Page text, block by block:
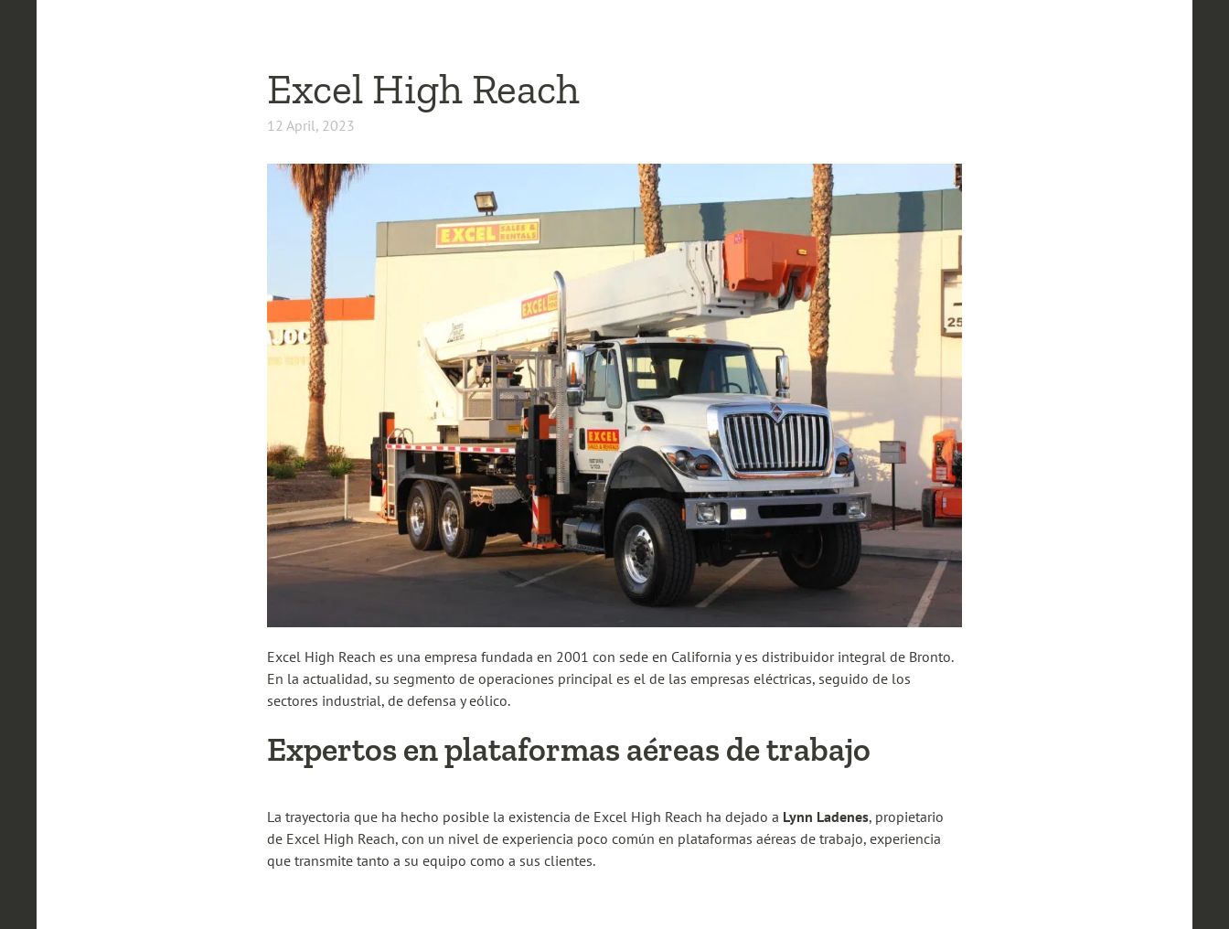
Excel High Reach
12 April, 2023
Excel High Reach es una empresa fundada en 2001 con sede en California y es distribuidor integral de Bronto.
En la actualidad, su segmento de operaciones principal es el de las empresas eléctricas, seguido de los
sectores industrial, de defensa y eólico.
Expertos en plataformas aéreas de trabajo
La trayectoria que ha hecho posible la existencia de Excel High Reach ha dejado a Lynn Ladenes, propietario
de Excel High Reach, con un nivel de experiencia poco común en plataformas aéreas de trabajo, experiencia
que transmite tanto a su equipo como a sus clientes.